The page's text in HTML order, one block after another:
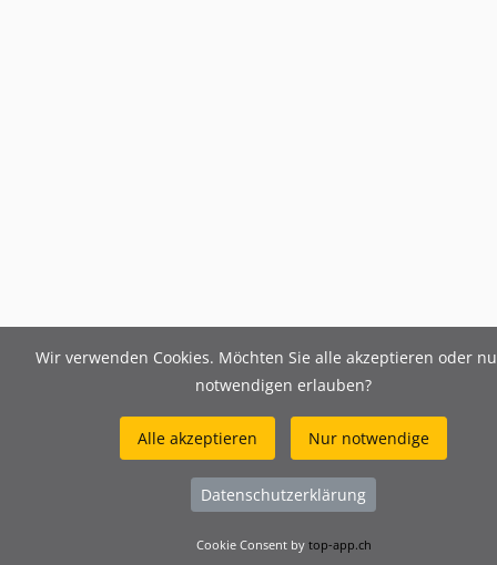
Wir verwenden Cookies. Möchten Sie alle akzeptieren oder
notwendigen erlauben?
Alle akzeptieren Nur notwendige
Datenschutzerklärung
Cookie Consent by top-app.ch